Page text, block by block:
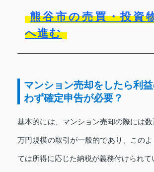
熊谷市の売買・投資
へ進む
マンション売却をしたら利
わず確定申告が必要？
基本的には、マンション売却の際には
万円規模の取引が一般的であり、この
ては所得に応じた納税が義務付けられて